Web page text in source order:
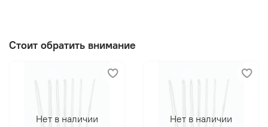
Стоит обратить внимание
Нет в наличии Нет в наличии